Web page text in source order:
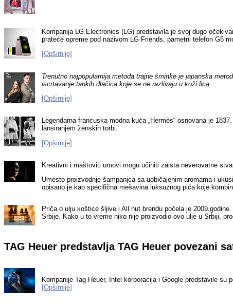
Kompanija
LG Electronics (LG) predstavila je svoj dugo
prateće opreme pod nazivom LG Friends, pametni telefon G5
[Opširnije]
Trenutno najpopularnija metoda trajne šminke je japanska
iscrtavanje tankih dlačica koje se ne razlivaju u koži lica.
[Opširnije]
Legendarna francuska modna kuća „Hermès“ osnovana je
lansiranjem ženskih torbi.
[Opširnije]
Kreativni i maštoviti umovi mogu učiniti zaista neverovatne
Umesto proizvodnje šampanjca sa uobičajenim aromama i
opisano je kao specifična mešavina luksuznog pića koje
Priča o ulju koštice šljive i All nut brendu počela je
Srbije. Kako u to vreme niko nije proizvodio ovo ulje u Srbiji,
TAG Heuer predstavlja TAG Heuer povezani
KompanijeTag Heuer, Intel korporacija iGoogle predstavile su
[Opširnije]